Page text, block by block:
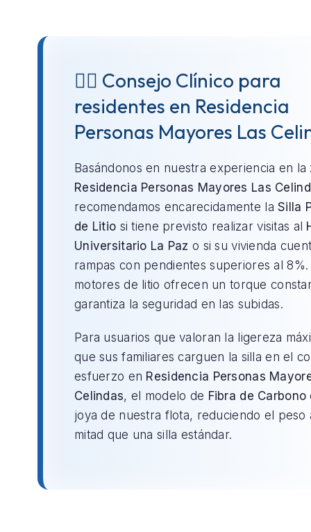
👨‍⚕️ Consejo Clínico para
residentes en Residencia
Personas Mayores Las
Basándonos en nuestra experiencia en la
Residencia Personas Mayores Las
recomendamos encarecidamente laSilla
de Litio si tiene previsto realizar visitas al
Universitario La Paz o si su vivienda
rampas con pendientes superiores al 8%.
motores de litio ofrecen un torque
garantiza la seguridad en las subidas.
Para usuarios que valoran la ligereza
que sus familiares carguen la silla en el
esfuerzo en Residencia Personas
Celindas, el modelo de Fibra de Carbono
joya de nuestra flota, reduciendo el peso
mitad que una silla estándar.